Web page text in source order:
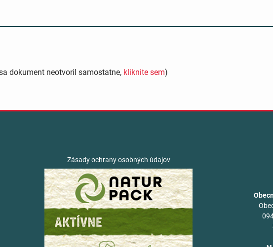
dokument neotvoril samostatne, kliknite sem)
Zásady ochrany osobných údajov